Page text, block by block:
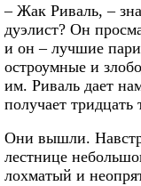
– Жак Риваль, –
дуэлист? Он
и он – лучшие
остроумные и
им. Риваль дает
получает тридцать
Они вышли.
лестнице
лохматый и